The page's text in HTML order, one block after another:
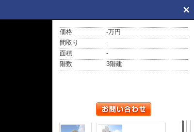
価格
-万円
間取り
-
面積
-
階数
3階建